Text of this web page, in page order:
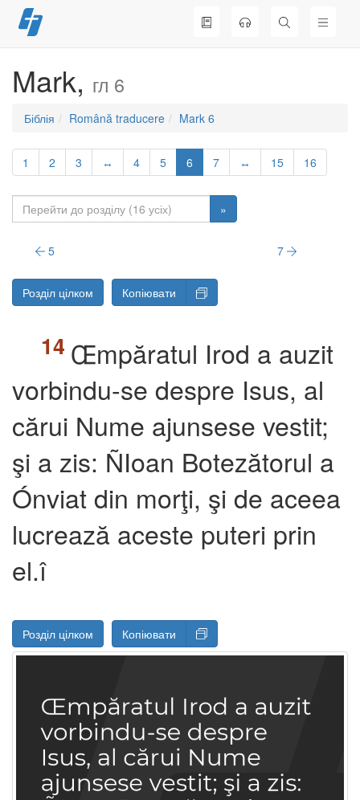
Перейти
до
Mark, гл 6
Біблія Română traducere Mark 6
1 2 3 ↔ 4 5 6 7 ↔ 15 16
»
5 7
Розділ цілком Копіювати
Œmpăratul Irod a auzit
vorbindu-se despre Isus, al
cărui Nume ajunsese vestit;
şi a zis: ÑIoan Botezătorul a
Ónviat din morţi, şi de aceea
lucrează aceste puteri prin
el.î
Розділ цілком Копіювати